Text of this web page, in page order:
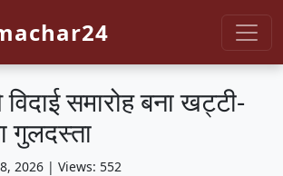
समारोह बना खट्टी-
गुलदस्ता
2026 | Views: 552